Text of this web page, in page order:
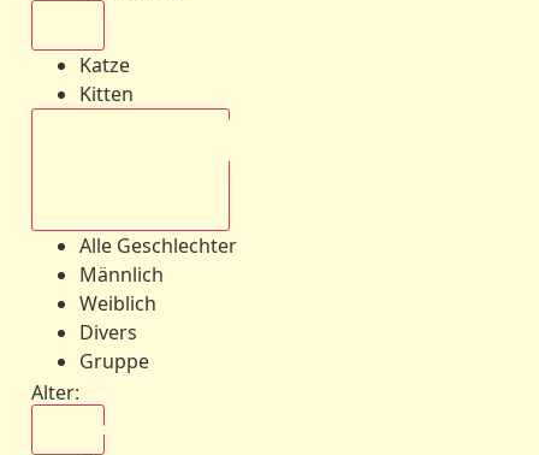
Katze
Kitten
Alle Geschlechter
Männlich
Weiblich
Divers
Gruppe
Alter: